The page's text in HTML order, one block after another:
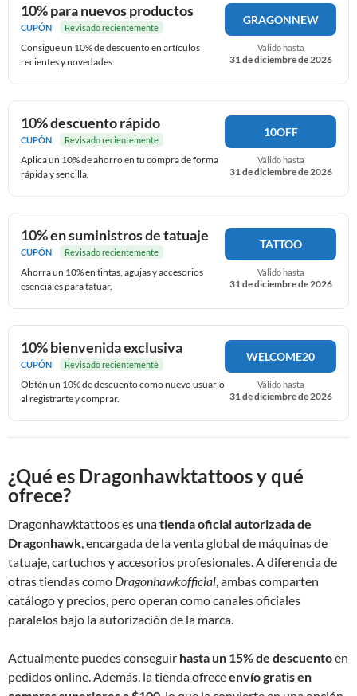
10% para nuevos productos
CUPÓN Revisado recientemente
Consigue un 10% de descuento en artículos
recientes y novedades.
GRAGONNEW
Válido hasta
31 de diciembre de 2026
10% descuento rápido
CUPÓN Revisado recientemente
Aplica un 10% de ahorro en tu compra de forma
rápida y sencilla.
10OFF
Válido hasta
31 de diciembre de 2026
10% en suministros de tatuaje
CUPÓN Revisado recientemente
Ahorra un 10% en tintas, agujas y accesorios
esenciales para tatuar.
TATTOO
Válido hasta
31 de diciembre de 2026
10% bienvenida exclusiva
CUPÓN Revisado recientemente
Obtén un 10% de descuento como nuevo usuario
al registrarte y comprar.
WELCOME20
Válido hasta
31 de diciembre de 2026
¿Qué es Dragonhawktattoos y qué
ofrece?
Dragonhawktattoos es unatienda oficial autorizada de
Dragonhawk , encargada de la venta global de máquinas de
tatuaje, cartuchos y accesorios profesionales. A diferencia de
otras tiendas como Dragonhawkofficial , ambas comparten
catálogo y precios, pero operan como canales oficiales
paralelos bajo la autorización de la marca.
Actualmente puedes conseguir hasta un 15% de descuentoen
pedidos online. Además, la tienda ofreceenvío gratis en